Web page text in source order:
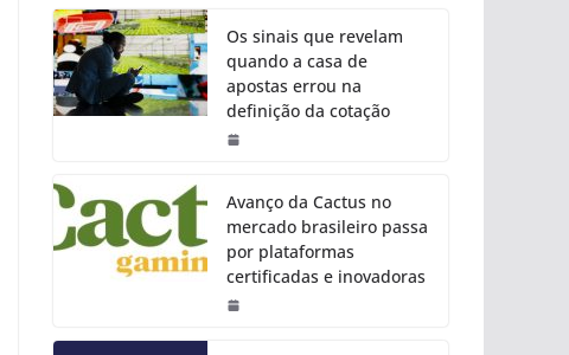
Os sinais que revelam
quando a casa de
apostas errou na
definição da cotação
Avanço da Cactus no
mercado brasileiro passa
por plataformas
certificadas e inovadoras